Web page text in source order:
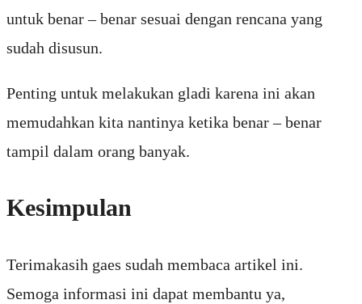
untuk benar – benar sesuai dengan rencana yang
sudah disusun.
Penting untuk melakukan gladi karena ini akan
memudahkan kita nantinya ketika benar – benar
tampil dalam orang banyak.
Kesimpulan
Terimakasih gaes sudah membaca artikel ini.
Semoga informasi ini dapat membantu ya,